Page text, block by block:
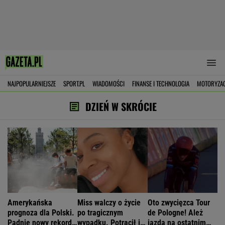
NAJPOPULARNIEJSZE SPORT.PL WIADOMOŚCI FINANSE I TECHNOLOGIA
DZIEŃ W SKRÓCIE
Amerykańska
prognoza dla Polski.
Padnie nowy rekord
Miss walczy o życie
po tragicznym
wypadku. Potrącił ją
Oto zwycięzca Tour
de Pologne! Ależ
jazda na ostatnim